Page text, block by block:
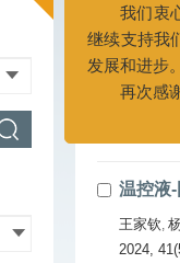
改性磺
张高波
2024,
温控液
王家钦,
2024,
新联系电话：
022-
我们衷心希望
继续支持我们的工
发展和进步。
再次感谢您对